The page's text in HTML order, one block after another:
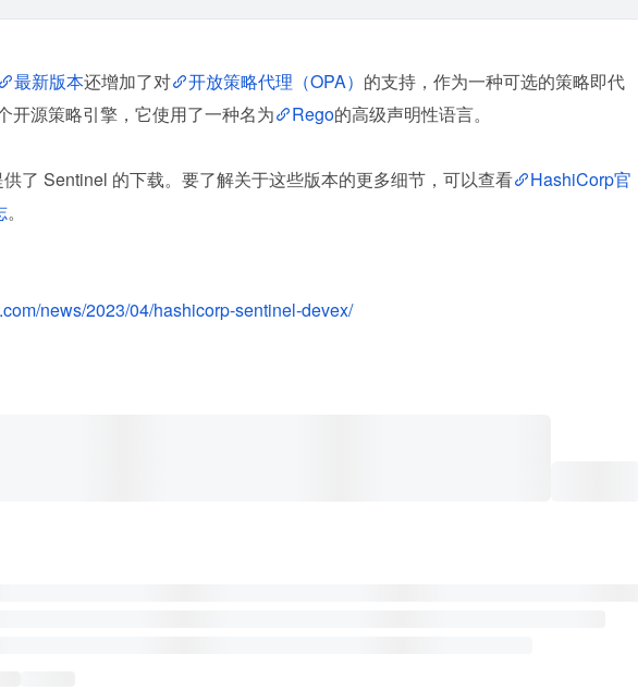
最新版本还增加了对 开放策略代理（OPA） 的支持，作为一种可选的策略即代
开源策略引擎，它使用了一种名为
Rego的高级声明性语言。
供了 Sentinel 的下载。要了解关于这些版本的更多细节，可以查看
HashiCorp官
。
news/2023/04/hashicorp-sentinel-devex/